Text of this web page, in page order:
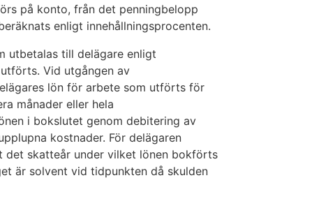
på konto, från det penningbelopp
enligt innehållningsprocenten.
utbetalas till delägare enligt
Vid utgången av
lön för arbete som utförts för
månader eller hela
i bokslutet genom debitering av
kostnader. För delägaren
det skatteår under vilket lönen bokförts
är solvent vid tidpunkten då skulden